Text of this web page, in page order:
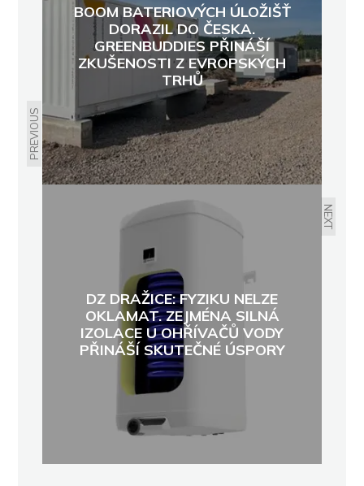
PREVIOUS
BOOM BATERIOVÝCH ÚLOŽIŠŤ
DORAZIL DO ČESKA.
GREENBUDDIES PŘINÁŠÍ
ZKUŠENOSTI Z EVROPSKÝCH
TRHŮ
NEXT
DZ DRAŽICE: FYZIKU NELZE
OKLAMAT. ZEJMÉNA SILNÁ
IZOLACE U OHŘÍVAČŮ VODY
PŘINÁŠÍ SKUTEČNÉ ÚSPORY